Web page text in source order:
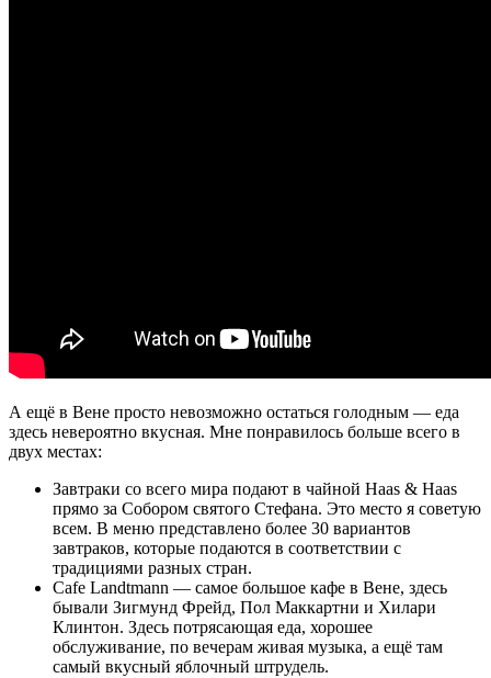
А ещё в Вене просто невозможно остаться голодным — еда
здесь невероятно вкусная. Мне понравилось больше всего в
двух местах:
Завтраки со всего мира подают в чайной Haas & Haas
прямо за Собором святого Стефана. Это место я советую
всем. В меню представлено более 30 вариантов
завтраков, которые подаются в соответствии с
традициями разных стран.
Cafe Landtmann — самое большое кафе в Вене, здесь
бывали Зигмунд Фрейд, Пол Маккартни и Хилари
Клинтон. Здесь потрясающая еда, хорошее
обслуживание, по вечерам живая музыка, а ещё там
самый вкусный яблочный штрудель.